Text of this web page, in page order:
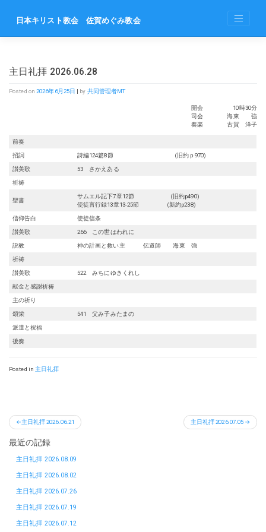
content日本キリスト教会 佐賀めぐみ教会
主日礼拝 2026.06.28
Posted on 2026年6月25日 | by 共同管理者MT
開会 10時30分
司会 海東 強
奏楽 古賀 洋子
前奏
招詞 詩編124篇8節 (旧約ｐ970)
讃美歌 53 さかえある
祈祷
聖書
サムエル記下7章12節 (旧約p490)
使徒言行録13章13-25節 (新約p238)
信仰告白 使徒信条
讃美歌 266 この世はわれに
説教 神の計画と救い主 伝道師 海東 強
祈祷
讃美歌 522 みちにゆきくれし
献金と感謝祈祷
主の祈り
頌栄 541 父み子みたまの
派遣と祝福
後奏
Posted in 主日礼拝
投
稿
ナ
ビ
ゲ
ー
シ
ョ
主日礼拝 2026.06.21 主日礼拝 2026.07.05
最近の記録
主日礼拝 2026.08.09
主日礼拝 2026.08.02
主日礼拝 2026.07.26
主日礼拝 2026.07.19
主日礼拝 2026.07.12